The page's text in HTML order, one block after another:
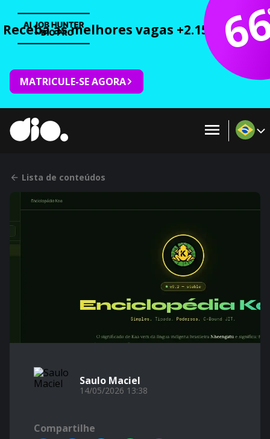
Receba as melhores vagas +2.150 cursos
MATRICULE-SE AGORA
Lista de conteúdos
Saulo Maciel
14/05/2026 13:38
Compartilhe